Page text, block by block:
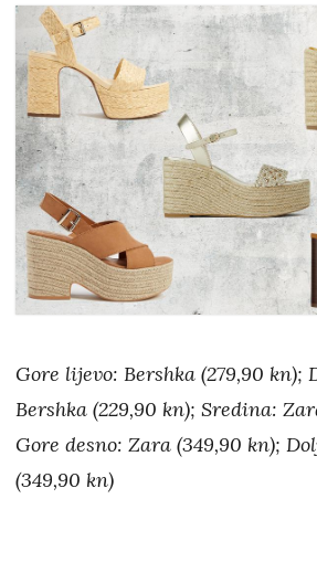
Gore lijevo: Bershka (279,90 kn);
Bershka (229,90 kn); Sredina:
Gore desno: Zara (349,90 kn);
(349,90 kn)